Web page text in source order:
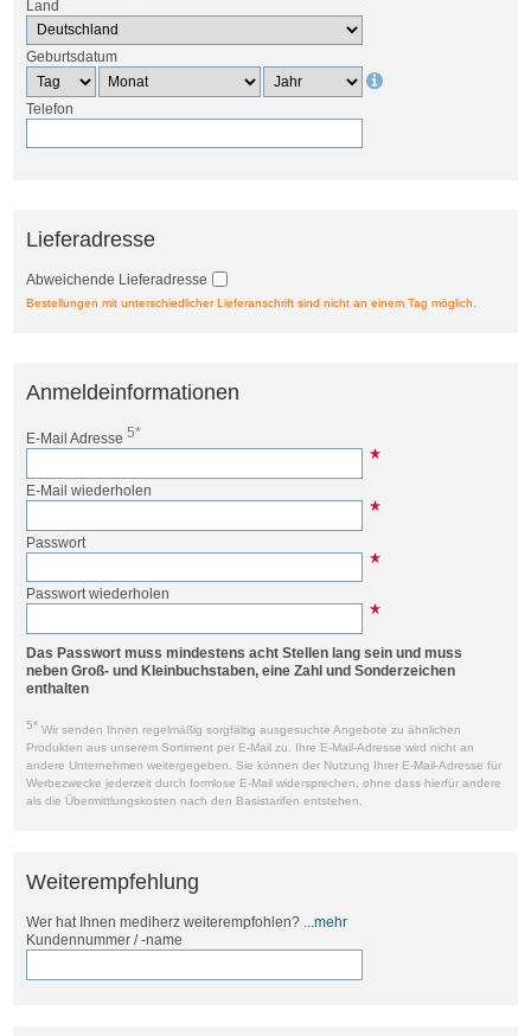
Land
Geburtsdatum
Telefon
Lieferadresse
Abweichende Lieferadresse
Bestellungen mit unterschiedlicher Lieferanschrift sind nicht an einem Tag möglich.
Anmeldeinformationen
E-Mail Adresse 5*
E-Mail wiederholen
Passwort
Passwort wiederholen
Das Passwort muss mindestens acht Stellen lang sein und muss
neben Groß- und Kleinbuchstaben, eine Zahl und Sonderzeichen
enthalten
5* Wir senden Ihnen regelmäßig sorgfältig ausgesuchte Angebote zu ähnlichen
Produkten aus unserem Sortiment per E-Mail zu. Ihre E-Mail-Adresse wird nicht an
andere Unternehmen weitergegeben. Sie können der Nutzung Ihrer E-Mail-Adresse für
Werbezwecke jederzeit durch formlose E-Mail widersprechen, ohne dass hierfür andere
als die Übermittlungskosten nach den Basistarifen entstehen.
Weiterempfehlung
Wer hat Ihnen mediherz weiterempfohlen? ...mehr
Kundennummer / -name